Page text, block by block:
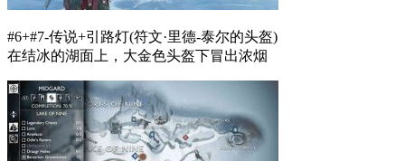
#6+#7-传说+引路灯(符文·里德-泰尔的头盔)
在结冰的湖面上，大金色头盔下冒出浓烟